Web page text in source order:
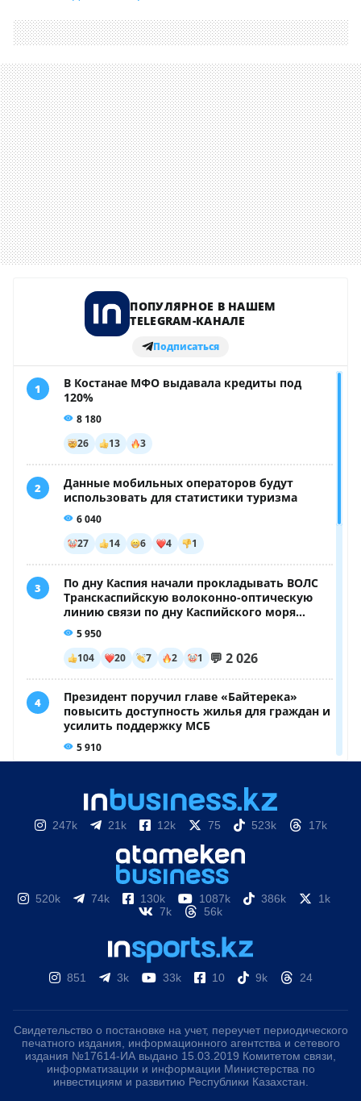
247k 21k 12k 75 523k 17k
520k 74k 130k 1087k 386k
1k
7k
56k
851 3k 33k 10 9k 24
Свидетельство о постановке на учет, переучет периодического
печатного издания, информационного агентства и сетевого
издания №17614-ИА выдано 15.03.2019 Комитетом связи,
информатизации и информации Министерства по
инвестициям и развитию Республики Казахстан.